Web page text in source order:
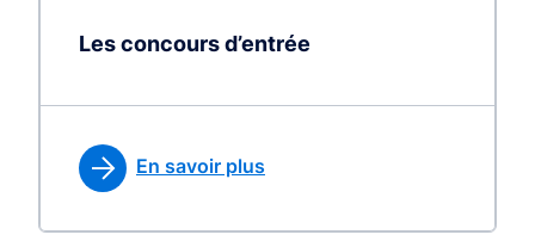
Les concours d’entrée
En savoir plus